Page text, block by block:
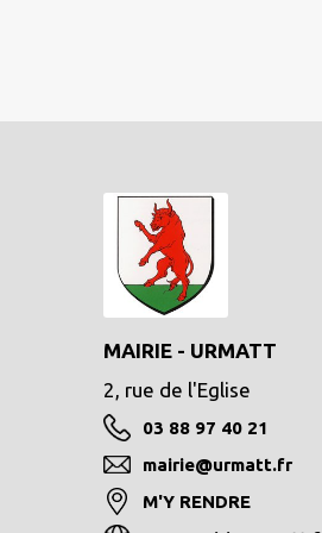
MAIRIE - URMATT
2, rue de l'Eglise
03 88 97 40 21
mairie@urmatt.fr
M'Y RENDRE